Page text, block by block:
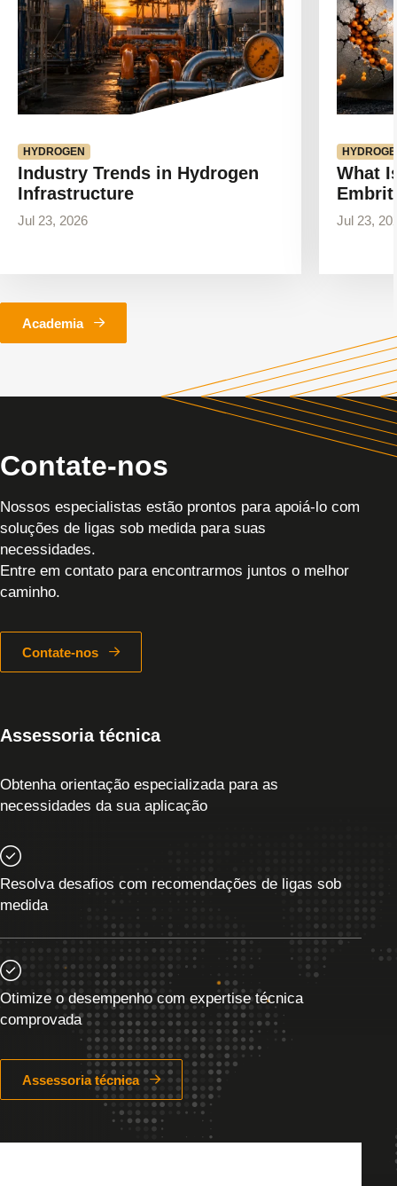
HYDROGEN
Industry Trends in Hydrogen
Infrastructure
Jul 23, 2026
What
Jul 23,
Academia
Contate-nos
Nossos especialistas estão prontos para apoiá-lo com
soluções de ligas sob medida para suas
necessidades.
Entre em contato para encontrarmos juntos o melhor
caminho.
Contate-nos
Assessoria técnica
Obtenha orientação especializada para as
necessidades da sua aplicação
Resolva desafios com recomendações de ligas sob
medida
Otimize o desempenho com expertise técnica
comprovada
Assessoria técnica